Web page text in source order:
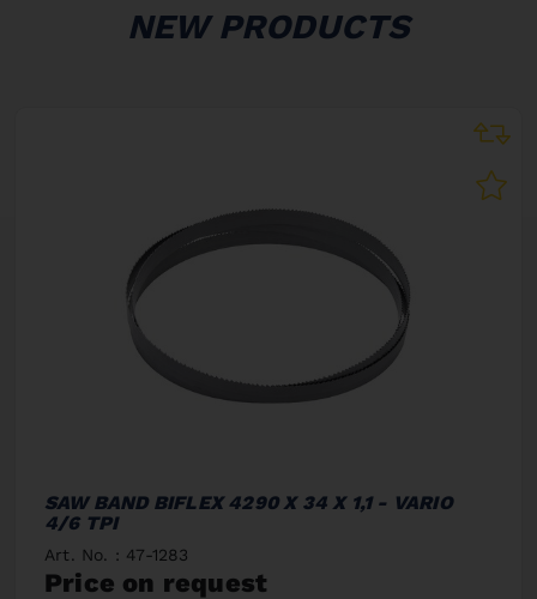
NEW PRODUCTS
SAW BAND BIFLEX 4290 X 34 X 1,1 - VARIO
4/6 TPI
Art. No. : 47-1283
Price on request